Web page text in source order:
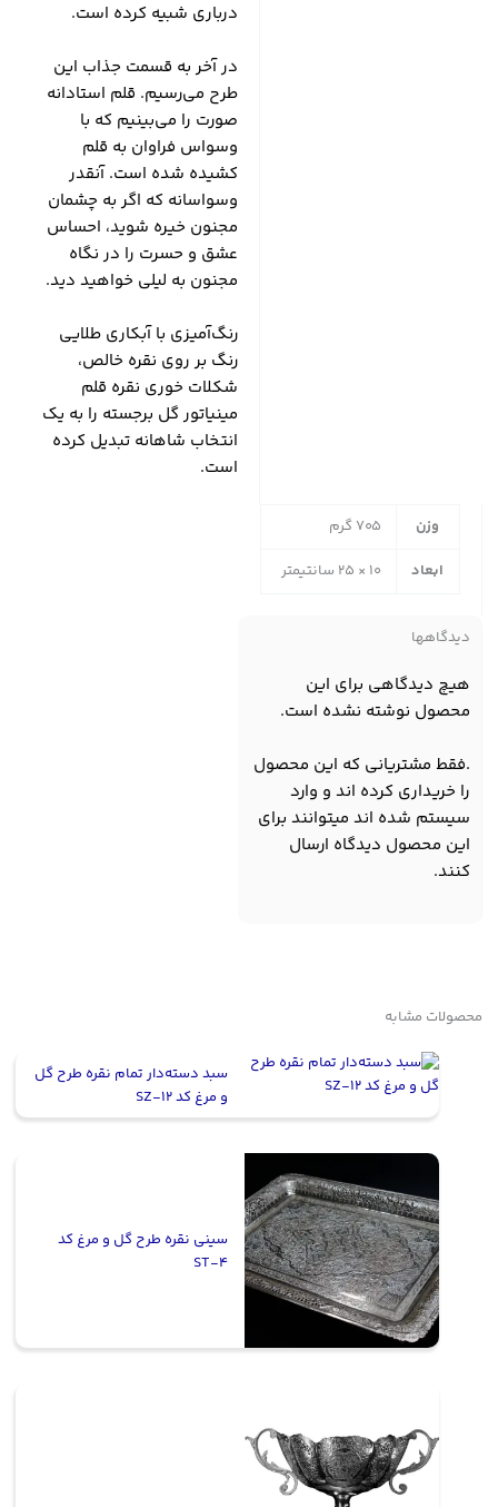
درباری شبیه کرده است.
در آخر به قسمت جذاب این
طرح می‌رسیم. قلم استادانه
صورت را می‌بینیم که با
وسواس فراوان به قلم
کشیده شده است. آنقدر
وسواسانه که اگر به چشمان
مجنون خیره شوید، احساس
عشق و حسرت را در نگاه
مجنون به لیلی خواهید دید.
رنگ‌آمیزی با آبکاری طلایی
رنگ بر روی نقره خالص،
شکلات خوری نقره قلم
مینیاتور گل برجسته را به یک
انتخاب شاهانه تبدیل کرده
است.
وزن
705 گرم
ابعاد
10 × 25 سانتیمتر
دیدگاهها
هیچ دیدگاهی برای این
محصول نوشته نشده است.
.فقط مشتریانی که این محصول
را خریداری کرده اند و وارد
سیستم شده اند میتوانند برای
این محصول دیدگاه ارسال
کنند.
محصولات مشابه
سبد دسته‌دار تمام نقره طرح گل
و مرغ کد SZ-12
سینی نقره طرح گل و مرغ کد
ST-4